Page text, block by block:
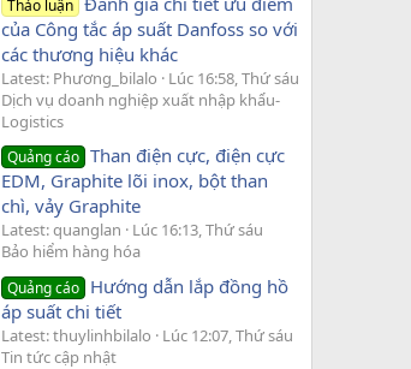
Thảo luận
của Công tắc áp suất Danfoss so với
các thương hiệu khác
Latest: Phương_bilalo
Lúc 16:58, Thứ sáu
Dịch vụ doanh nghiệp xuất nhập khẩu-
Logistics
Quảng cáo Than điện cực, điện cực
EDM, Graphite lõi inox, bột than
chì, vảy Graphite
Latest: quanglan
Lúc 16:13, Thứ sáu
Bảo hiểm hàng hóa
Quảng cáo Hướng dẫn lắp đồng hồ
áp suất chi tiết
Latest: thuylinhbilalo
Lúc 12:07, Thứ sáu
Tin tức cập nhật